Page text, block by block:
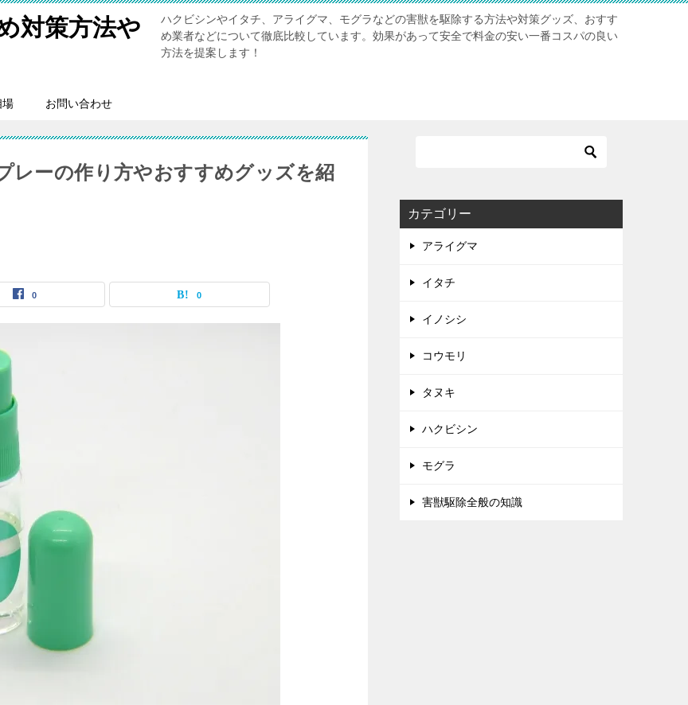
対策方法や
ハクビシンやイタチ、アライグマ、モグラなどの害獣を駆除する方法や対策グッズ、おすす
め業者などについて徹底比較しています。効果があって安全で料金の安い一番コスパの良い
方法を提案します！
場 お問い合わせ
レーの作り方やおすすめグッズを紹
0 0
カテゴリー
アライグマ
イタチ
イノシシ
コウモリ
タヌキ
ハクビシン
モグラ
害獣駆除全般の知識